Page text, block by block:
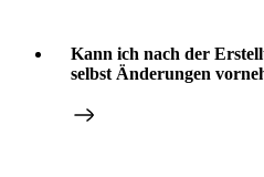
Kann ich nach der
selbst Änderungen